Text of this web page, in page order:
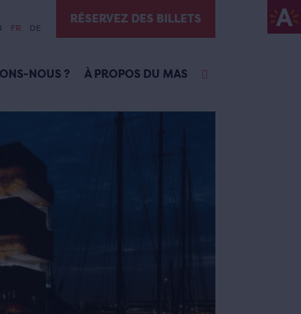
FR DE
RÉSERVEZ DES BILLETS
NOUS ? À PROPOS DU MAS